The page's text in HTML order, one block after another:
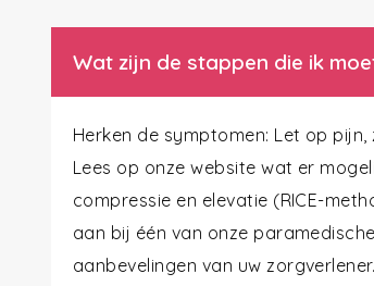
Wat zijn de stappen die ik
Herken de symptomen: Let op
Lees op onze website wat er
compressie en elevatie (RICE-
aan bij één van onze
aanbevelingen van uw